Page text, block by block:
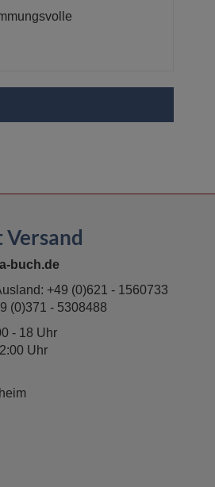
buch.de
+49 (0)621 - 1560733
(0)371 - 5308488
- 18 Uhr
Uhr